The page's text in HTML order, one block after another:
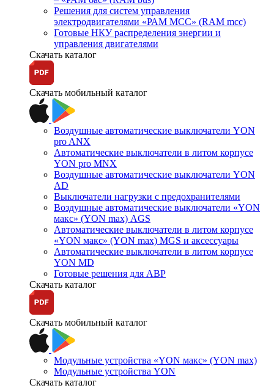
Решения для систем управления
электродвигателями «РАМ МСС» (RAM mcc)
Готовые НКУ распределения энергии и
управления двигателями
Скачать каталог
Скачать мобильный каталог
Воздушные автоматические выключатели YON
pro ANX
Автоматические выключатели в литом корпусе
YON pro MNX
Воздушные автоматические выключатели YON
AD
Выключатели нагрузки с предохранителями
Воздушные автоматические выключатели «YON
макс» (YON max) AGS
Автоматические выключатели в литом корпусе
«YON макс» (YON max) MGS и аксессуары
Автоматические выключатели в литом корпусе
YON MD
Готовые решения для АВР
Скачать каталог
Скачать мобильный каталог
Модульные устройства «YON макс» (YON max)
Модульные устройства YON
Скачать каталог